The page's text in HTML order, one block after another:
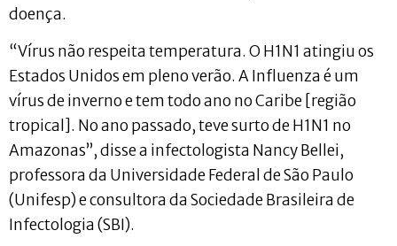
doença.
“Vírus não respeita temperatura. O H1N1 atingiu os
Estados Unidos em pleno verão. A Influenza é um
vírus de inverno e tem todo ano no Caribe [região
tropical]. No ano passado, teve surto de H1N1 no
Amazonas”, disse a infectologista Nancy Bellei,
professora da Universidade Federal de São Paulo
(Unifesp) e consultora da Sociedade Brasileira de
Infectologia (SBI).